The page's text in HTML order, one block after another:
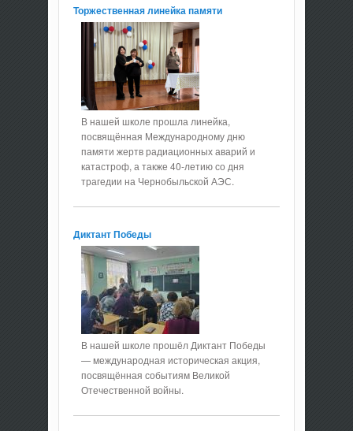
Торжественная линейка памяти
В нашей школе прошла линейка,
посвящённая Международному дню
памяти жертв радиационных аварий и
катастроф, а также 40-летию со дня
трагедии на Чернобыльской АЭС.
Диктант Победы
В нашей школе прошёл Диктант Победы
— международная историческая акция,
посвящённая событиям Великой
Отечественной войны.